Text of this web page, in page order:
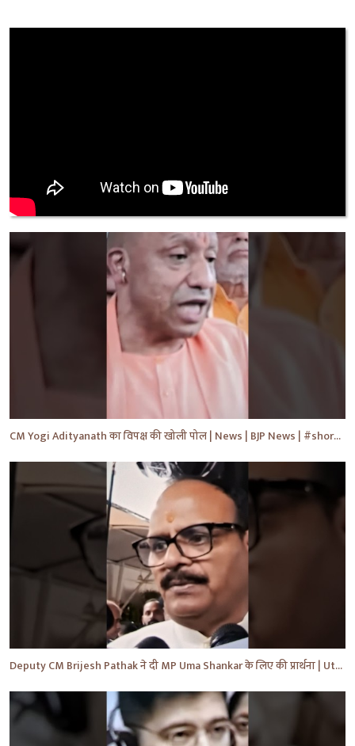
CM Yogi Adityanath का विपक्ष की खोली पोल | News | BJP News | #shorts #yt #news #ytshorts
Deputy CM Brijesh Pathak ने दी MP Uma Shankar के लिए की प्रार्थना | Uttar Pradesh News #shorts #yt